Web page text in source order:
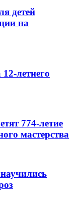
детей
на
летнего
774-летие
мастерства